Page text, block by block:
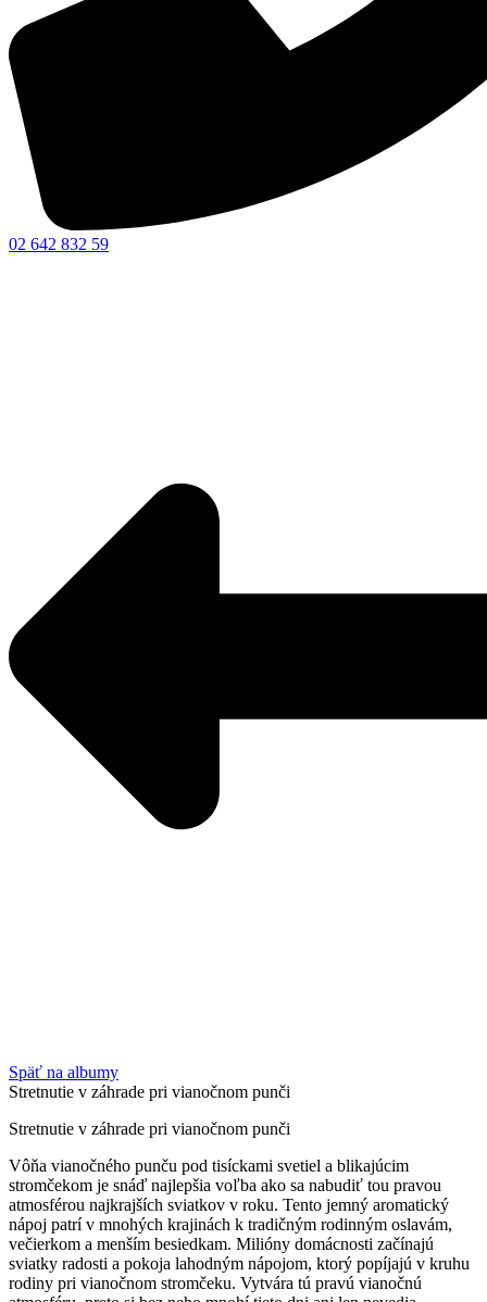
02 642 832 59
Späť na albumy
Stretnutie v záhrade pri vianočnom punči
Stretnutie v záhrade pri vianočnom punči
Vôňa vianočného punču pod tisíckami svetiel a blikajúcim
stromčekom je snáď najlepšia voľba ako sa nabudiť tou pravou
atmosférou najkrajších sviatkov v roku. Tento jemný aromatický
nápoj patrí v mnohých krajinách k tradičným rodinným oslavám,
večierkom a menším besiedkam. Milióny domácnosti začínajú
sviatky radosti a pokoja lahodným nápojom, ktorý popíjajú v kruhu
rodiny pri vianočnom stromčeku. Vytvára tú pravú vianočnú